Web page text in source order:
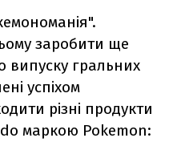
заробити ще
випуску гральних
успіхом
різні продукти
маркою Pokemon: